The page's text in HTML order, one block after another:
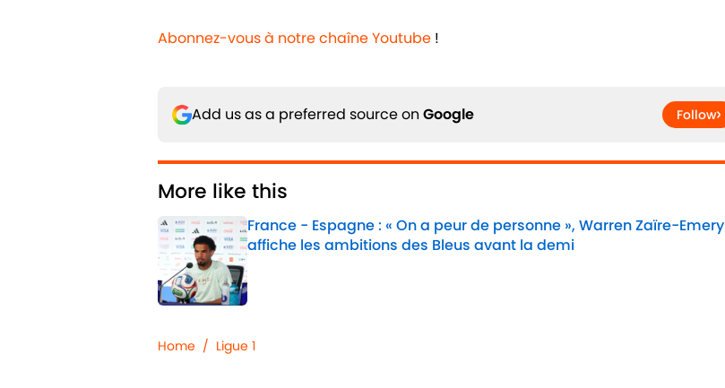
Abonnez-vous à notre chaîne Youtube !
Add us as a preferred source on Google Follow
More like this
France - Espagne : « On a peur de personne », Warren Zaïre-Emery
affiche les ambitions des Bleus avant la demi
Home / Ligue 1